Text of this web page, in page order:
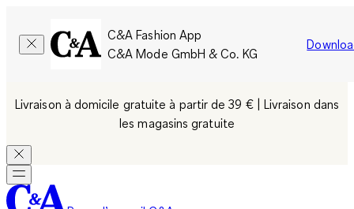
C&A Fashion App
C&A Mode GmbH & Co. KG
Livraison à domicile gratuite à partir de 39 € | Livraison dans
les magasins gratuite